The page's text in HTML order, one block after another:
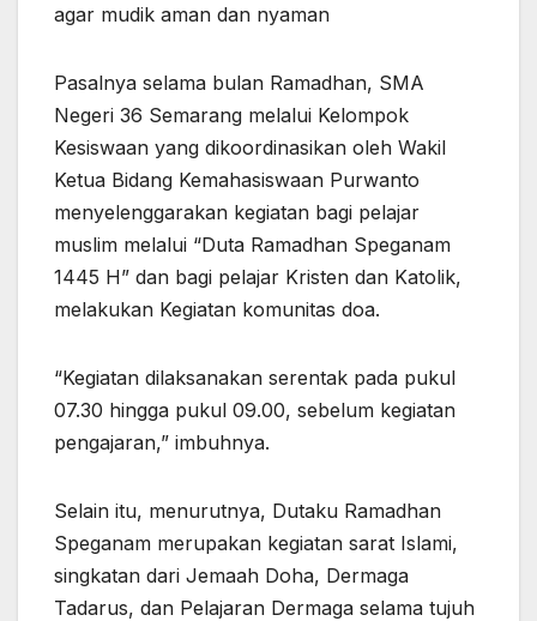
agar mudik aman dan nyaman
Pasalnya selama bulan Ramadhan, SMA
Negeri 36 Semarang melalui Kelompok
Kesiswaan yang dikoordinasikan oleh Wakil
Ketua Bidang Kemahasiswaan Purwanto
menyelenggarakan kegiatan bagi pelajar
muslim melalui “Duta Ramadhan Speganam
1445 H” dan bagi pelajar Kristen dan Katolik,
melakukan Kegiatan komunitas doa.
“Kegiatan dilaksanakan serentak pada pukul
07.30 hingga pukul 09.00, sebelum kegiatan
pengajaran,” imbuhnya.
Selain itu, menurutnya, Dutaku Ramadhan
Speganam merupakan kegiatan sarat Islami,
singkatan dari Jemaah Doha, Dermaga
Tadarus, dan Pelajaran Dermaga selama tujuh